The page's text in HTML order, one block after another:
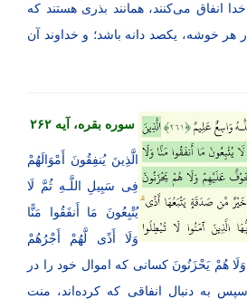
انفاق می‌کنند، همانند بذری هستند که
هر خوشه، یکصد دانه باشد؛ و خداوند آن
سوره بقره، آیه ۲۶۲
الَّذِینَ یُنفِقُونَ أَمْوَالَهُمْ
فِی سَبِیلِ اللَّـهِ ثُمَّ لَا
یُتْبِعُونَ مَا أَنفَقُوا مَنًّا
وَلَا أَذًى لَّهُمْ أَجْرُهُمْ
هُمْ یَحْزَنُونَ کسانی که اموال خود را در
به دنبال انفاقی که کرده‌اند، منت